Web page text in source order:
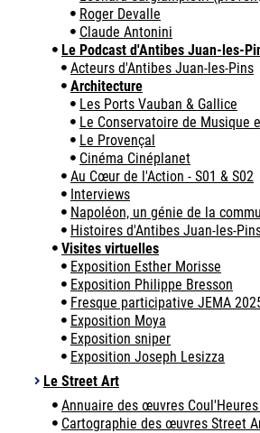
Roger Devalle
Claude Antonini
Le Podcast d'Antibes Juan-les-
Acteurs d'Antibes Juan-les-Pins
Architecture
Les Ports Vauban & Gallice
Le Conservatoire de Musique
Le Provençal
Cinéma Cinéplanet
Au Cœur de l'Action - S01 & S02
Interviews
Napoléon, un génie de la
Histoires d'Antibes Juan-les-
Visites virtuelles
Exposition Esther Morisse
Exposition Philippe Bresson
Fresque participative JEMA
Exposition Moya
Exposition sniper
Exposition Joseph Lesizza
Le Street Art
Annuaire des œuvres
Cartographie des œuvres Street